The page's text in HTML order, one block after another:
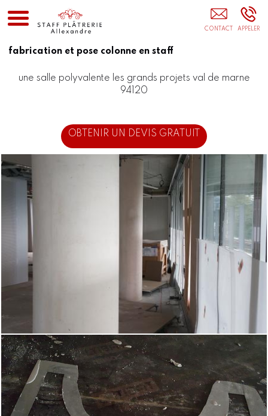
Staff Platrerie Allexandre JOUY-LE-MOUTIER
fabrication et pose colonne en staff
une salle polyvalente les grands projets val de marne
94120
OBTENIR UN DEVIS GRATUIT